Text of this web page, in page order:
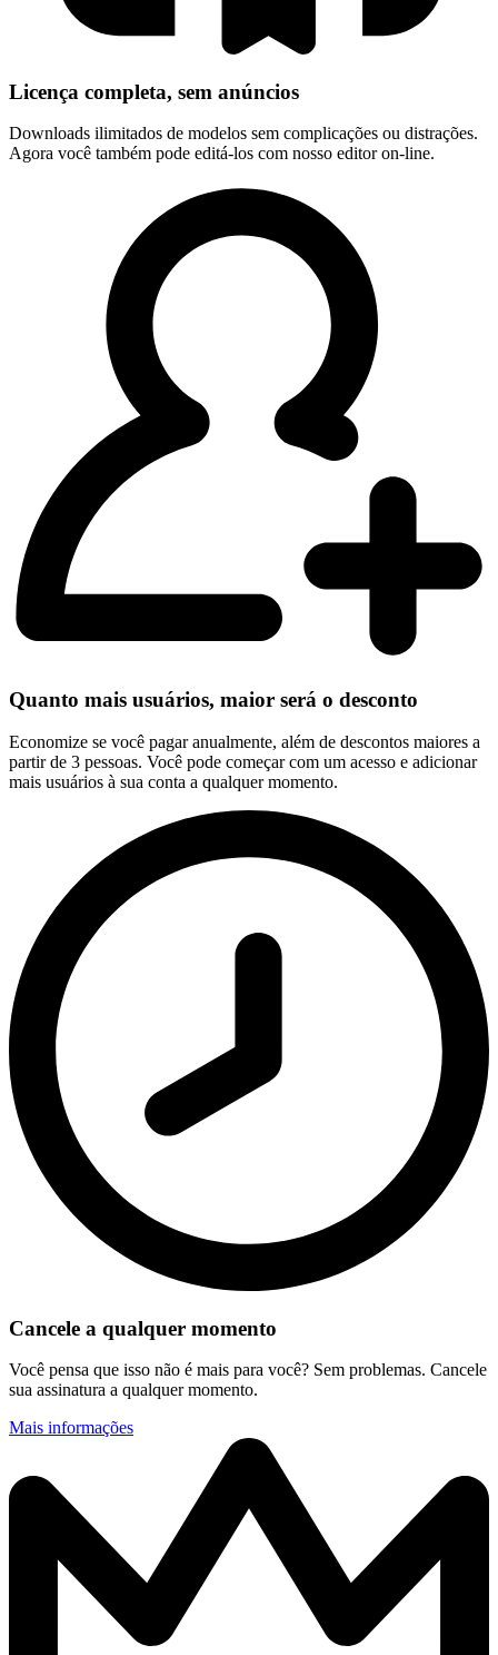
Licença completa, sem anúncios
Downloads ilimitados de modelos sem complicações ou distrações.
Agora você também pode editá-los com nosso editor on-line.
Quanto mais usuários, maior será o desconto
Economize se você pagar anualmente, além de descontos maiores a
partir de 3 pessoas. Você pode começar com um acesso e adicionar
mais usuários à sua conta a qualquer momento.
Cancele a qualquer momento
Você pensa que isso não é mais para você? Sem problemas. Cancele
sua assinatura a qualquer momento.
Mais informações